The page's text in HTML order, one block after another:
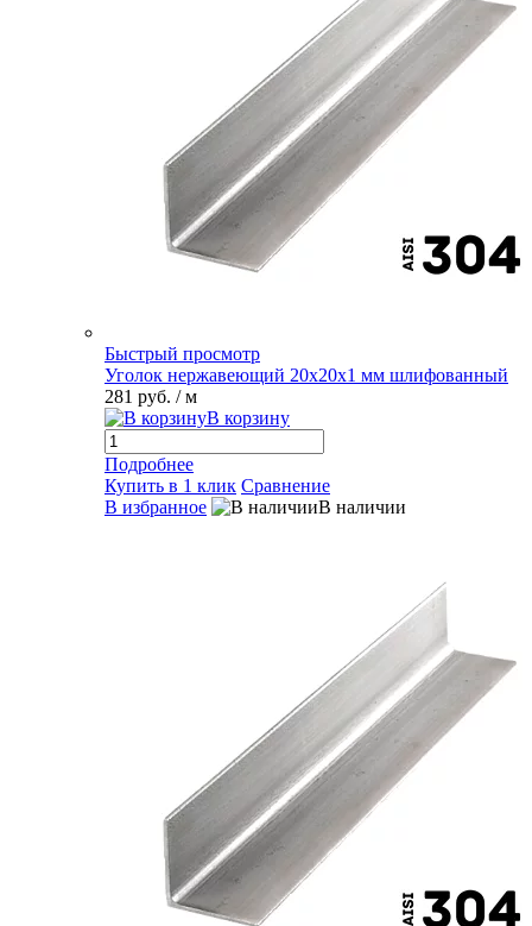
Быстрый просмотр
Уголок нержавеющий 20х20х1 мм шлифованный
281 руб. / м
В корзину
Подробнее
Купить в 1 клик Сравнение
В избранное
В наличии